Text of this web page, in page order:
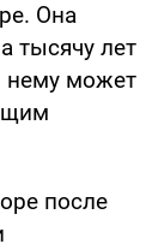
Она
тысячу лет
нему может
после